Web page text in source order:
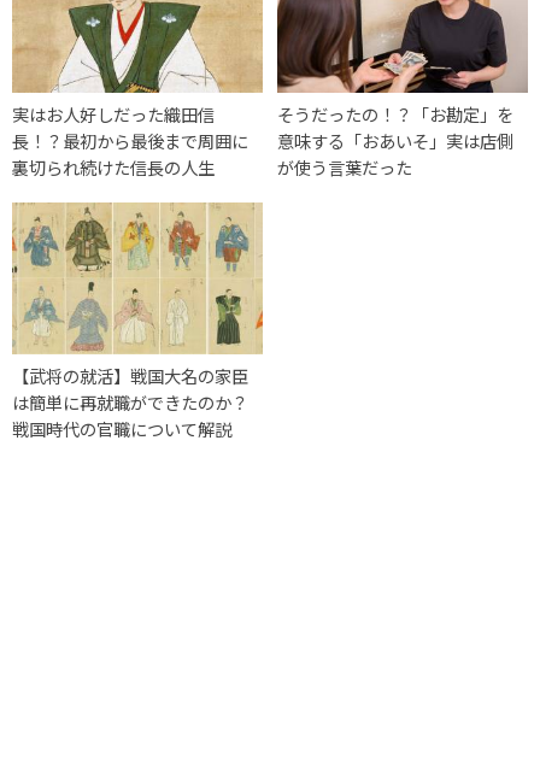
実はお人好しだった織田信
長！？最初から最後まで周囲に
裏切られ続けた信長の人生
そうだったの！？「お勘定」を
意味する「おあいそ」実は店側
が使う言葉だった
【武将の就活】戦国大名の家臣
は簡単に再就職ができたのか？
戦国時代の官職について解説